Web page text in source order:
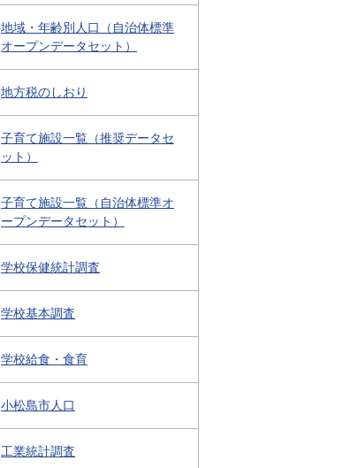
地域・年齢別人口（自治体標準
オープンデータセット）
地方税のしおり
子育て施設一覧（推奨データセ
ット）
子育て施設一覧（自治体標準オ
ープンデータセット）
学校保健統計調査
学校基本調査
学校給食・食育
小松島市人口
工業統計調査